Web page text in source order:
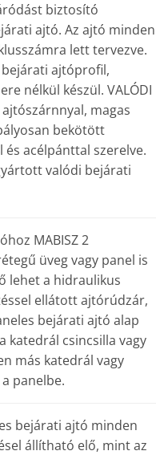
biztosító
ajtó. Az ajtó minden
lett tervezve.
ajtóprofil,
nélkül készül. VALÓDI
magas
bekötött
acélpánttal szerelve.
valódi bejárati
MABISZ 2
üveg vagy panel is
lehet a hidraulikus
ellátott ajtórúdzár,
bejárati ajtó alap
katedrál csincsilla vagy
más katedrál vagy
panelbe.
bejárati ajtó minden
állítható elő, mint az